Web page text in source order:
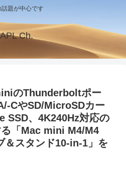
話題が中心です
Ch.
のThunderboltポー
CやSD/MicroSDカー
SSD、4K240Hz対応の
「Mac mini M4/M4
＆スタンド10-in-1」を